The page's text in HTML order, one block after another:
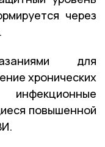
через
для
хронических
повышенной